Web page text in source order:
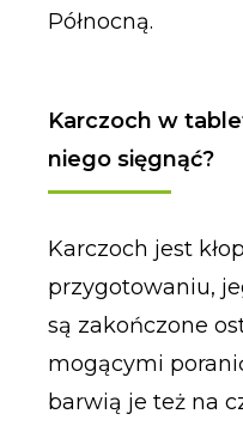
Północną.
Karczoch w
niego sięgnąć?
Karczoch jest
przygotowaniu,
są zakończone
mogącymi
barwią je też na